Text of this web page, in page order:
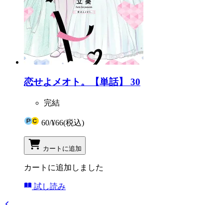
恋せよメオト。【単話】 30
完結
60/¥66(税込)
カートに追加
カートに追加しました
試し読み